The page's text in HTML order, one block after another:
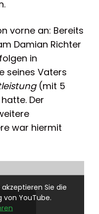
vorne an: Bereits
Damian Richter
in
seines Vaters
(mit 5
Der
war hiermit
Sie die
von YouTube.